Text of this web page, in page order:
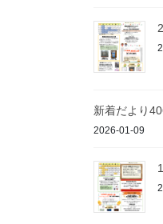
新着だより
2026-01-09